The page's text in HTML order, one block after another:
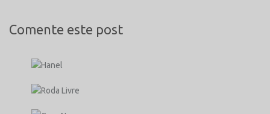
Comente este post